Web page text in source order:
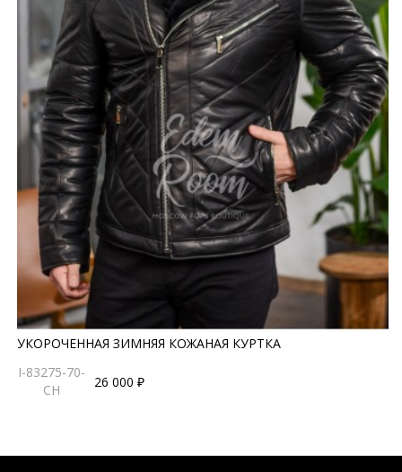
УКОРОЧЕННАЯ ЗИМНЯЯ КОЖАНАЯ КУРТКА
I-83275-70-
CH
26 000 ₽